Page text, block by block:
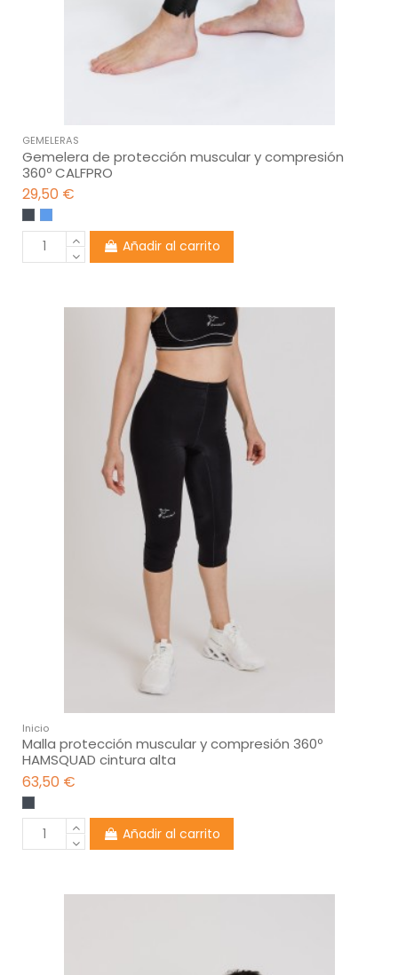
GEMELERAS
Gemelera de protección muscular y compresión
360º CALFPRO
29,50 €
Añadir al carrito
Inicio
Malla protección muscular y compresión 360º
HAMSQUAD cintura alta
63,50 €
Añadir al carrito